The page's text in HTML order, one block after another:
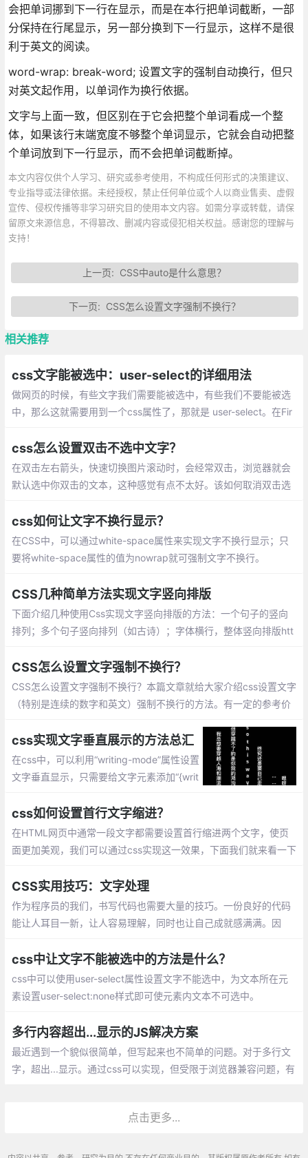
会把单词挪到下一行在显示，而是在本行把单词截断，一部
分保持在行尾显示，另一部分换到下一行显示，这样不是很
利于英文的阅读。
word-wrap: break-word; 设置文字的强制自动换行，但只
对英文起作用，以单词作为换行依据。
文字与上面一致，但区别在于它会把整个单词看成一个整
体，如果该行末端宽度不够整个单词显示，它就会自动把整
个单词放到下一行显示，而不会把单词截断掉。
本文内容仅供个人学习、研究或参考使用，不构成任何形式的决策建议、
专业指导或法律依据。未经授权，禁止任何单位或个人以商业售卖、虚假
宣传、侵权传播等非学习研究目的使用本文内容。如需分享或转载，请保
留原文来源信息，不得篡改、删减内容或侵犯相关权益。感谢您的理解与
支持！
上一页: CSS中auto是什么意思？
下一页: CSS怎么设置文字强制不换行？
相关推荐
css文字能被选中：user-select的详细用法
做网页的时候，有些文字我们需要能被选中，有些我们不要能被选
中，那么这就需要用到一个css属性了，那就是 user-select。在Fir
css怎么设置双击不选中文字？
在双击左右箭头，快速切换图片滚动时，会经常双击，浏览器就会
默认选中你双击的文本，这种感觉有点不太好。该如何取消双击选
css如何让文字不换行显示？
在CSS中，可以通过white-space属性来实现文字不换行显示；只
要将white-space属性的值为nowrap就可强制文字不换行。
CSS几种简单方法实现文字竖向排版
下面介绍几种使用Css实现文字竖向排版的方法：一个句子的竖向
排列；多个句子竖向排列（如古诗）；字体横行，整体竖向排版htt
html
CSS怎么设置文字强制不换行？
CSS怎么设置文字强制不换行？本篇文章就给大家介绍css设置文字
（特别是连续的数字和英文）强制不换行的方法。有一定的参考价
css实现文字垂直展示的方法总汇
在css中，可以利用“writing-mode”属性设置
文字垂直显示，只需要给文字元素添加“{writ
e:vertical-lr; }”样式即可。
css如何设置首行文字缩进？
在HTML网页中通常一段文字都需要设置首行缩进两个文字，使页
面更加美观，我们可以通过css实现这一效果，下面我们就来看一下
CSS实用技巧：文字处理
作为程序员的我们，书写代码也需要大量的技巧。一份良好的代码
能让人耳目一新，让人容易理解，同时也让自己成就感满满。因
新、容易理解、舒服自然的代码。
css中让文字不能被选中的方法是什么？
css中可以使用user-select属性设置文字不能选中，为文本所在元
素设置user-select:none样式即可使元素内文本不可选中。
多行内容超出...显示的JS解决方案
最近遇到一个貌似很简单，但写起来也不简单的问题。对于多行文
字，超出...显示。通过css可以实现，但受限于浏览器兼容问题，有
点击更多...